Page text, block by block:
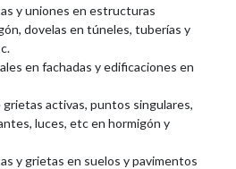
y uniones en estructuras
dovelas en túneles, tuberías y
en fachadas y edificaciones en
grietas activas, puntos singulares,
luces, etc en hormigón y
y grietas en suelos y pavimentos